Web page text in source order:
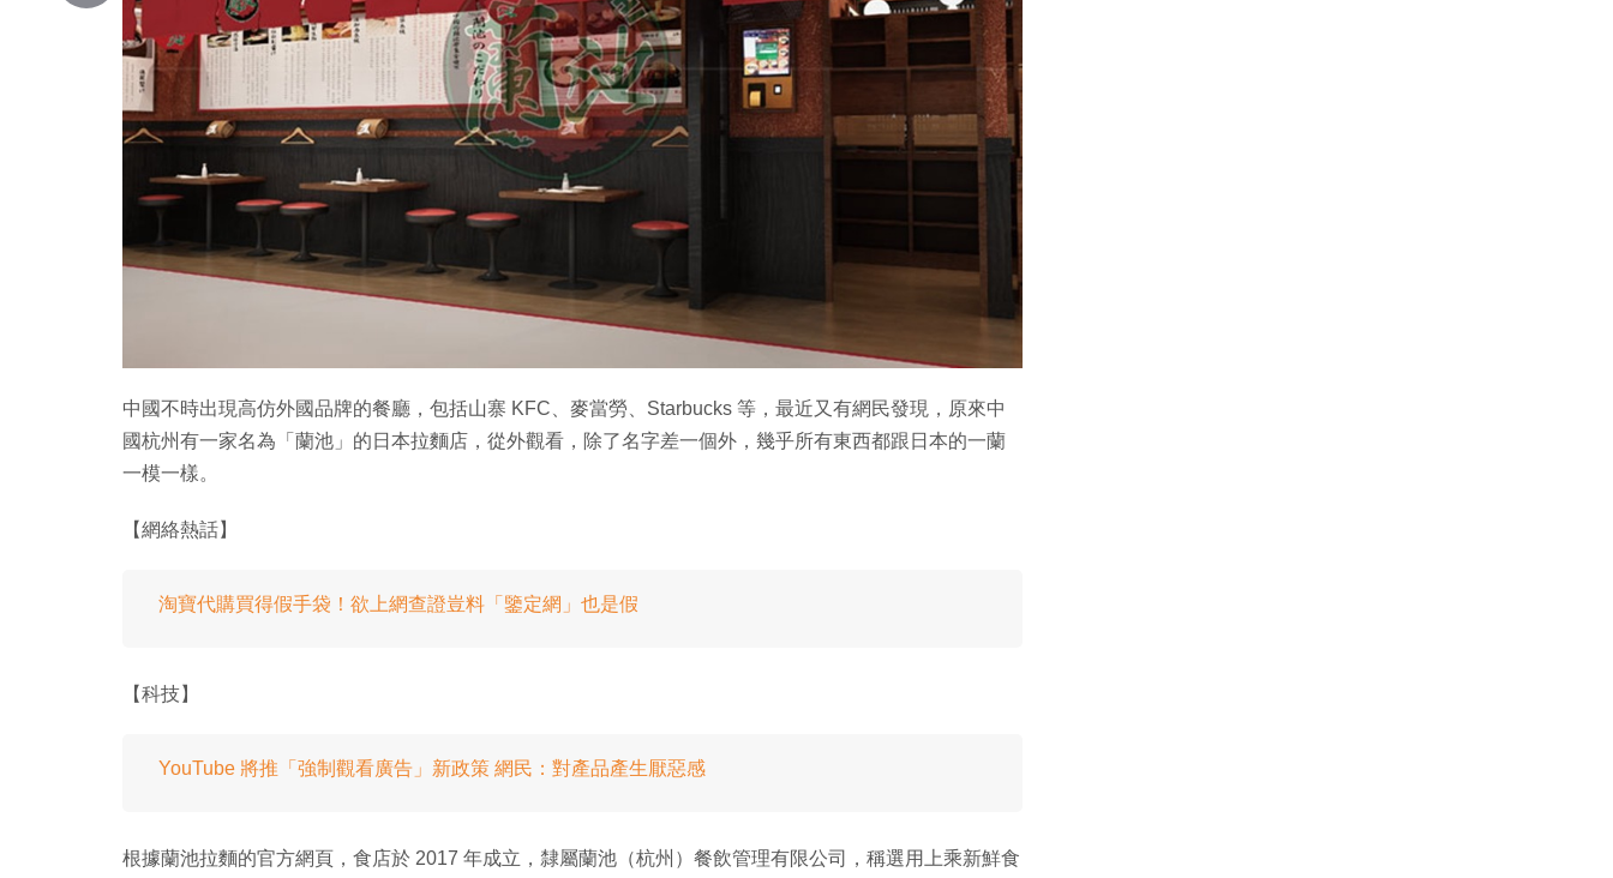
中國不時出現高仿外國品牌的餐廳，包括山寨 KFC、麥當勞、Starbucks 等，最近又有網民發現，原來中
國杭州有一家名為「蘭池」的日本拉麵店，從外觀看，除了名字差一個外，幾乎所有東西都跟日本的一蘭
一模一樣。
【網絡熱話】
淘寶代購買得假手袋！欲上網查證豈料「鑒定網」也是假
【科技】
YouTube 將推「強制觀看廣告」新政策 網民：對產品產生厭惡感
根據蘭池拉麵的官方網頁，食店於 2017 年成立，隸屬蘭池（杭州）餐飲管理有限公司，稱選用上乘新鮮食
Copy